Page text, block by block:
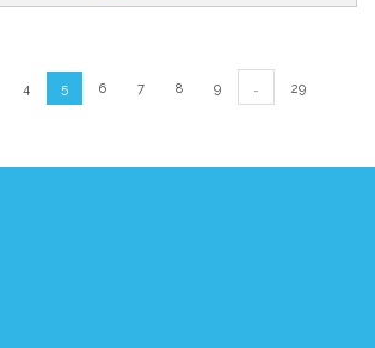
4 5 6 7 8 9 29